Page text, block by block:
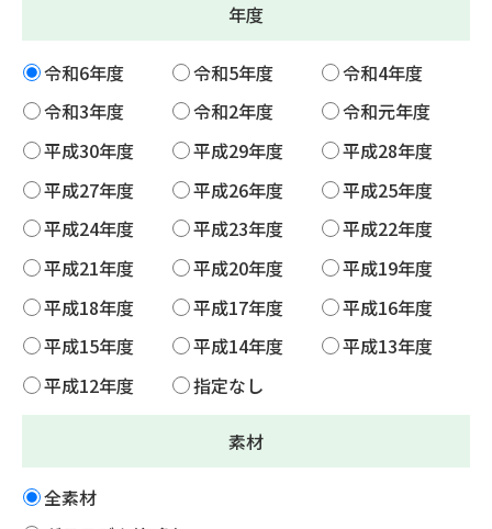
年度
令和6年度 令和5年度
令和4年度
令和3年度
令和2年度
令和元年度
平成30年度
平成29年度
平成28年度
平成27年度
平成26年度
平成25年度
平成24年度
平成23年度
平成22年度
平成21年度
平成20年度
平成19年度
平成18年度
平成17年度
平成16年度
平成15年度
平成14年度
平成13年度
平成12年度
指定なし
素材
全素材